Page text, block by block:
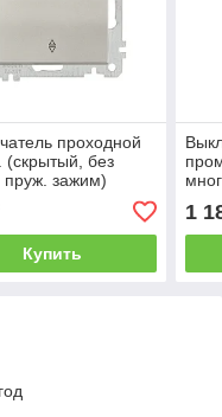
проходной
(скрытый, без
пруж. зажим)
DARIA, MUTLUSAN
Купить
1